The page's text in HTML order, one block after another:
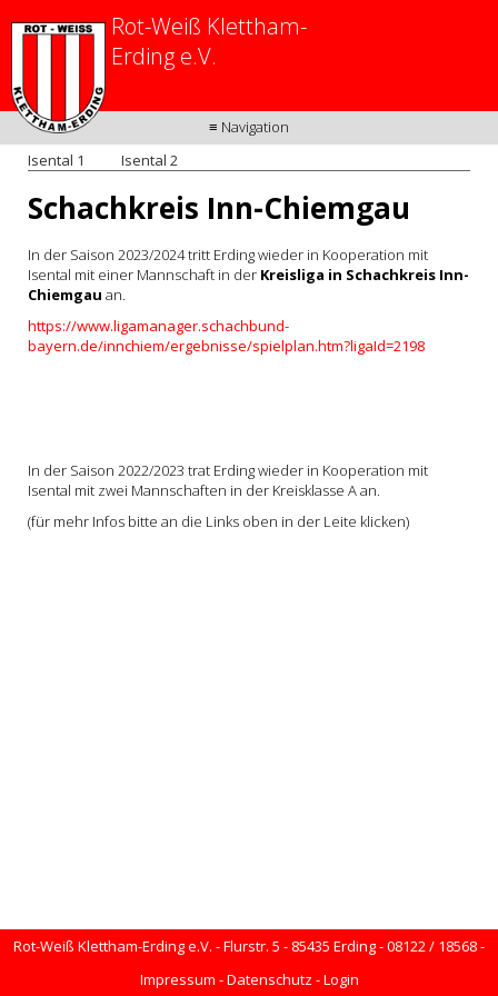
≡ Navigation
Rot-Weiß Klettham-
Erding e.V.
Isental 1 Isental 2
Schachkreis Inn-Chiemgau
In der Saison 2023/2024 tritt Erding wieder in Kooperation mit
Isental mit einer Mannschaft in der Kreisliga in Schachkreis Inn-
Chiemgau an.
https://www.ligamanager.schachbund-
bayern.de/innchiem/ergebnisse/spielplan.htm?ligaId=2198
In der Saison 2022/2023 trat Erding wieder in Kooperation mit
Isental mit zwei Mannschaften in der Kreisklasse A an.
(für mehr Infos bitte an die Links oben in der Leite klicken)
Rot-Weiß Klettham-Erding e.V. - Flurstr. 5 - 85435 Erding - 08122 / 18568 -
Impressum -Datenschutz -Login